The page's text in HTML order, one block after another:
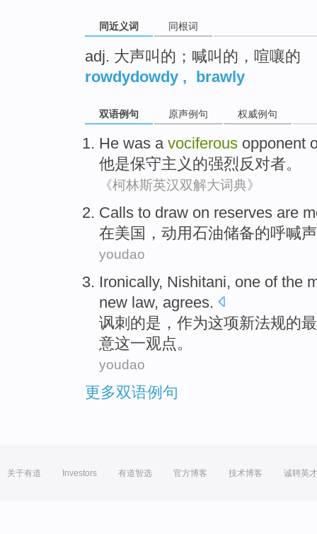
同近义词 同根词
adj. 大声叫的；喊叫的，喧嚷的
rowdydowdy , brawly
双语例句 原声例句 权威例句
He was a vociferous opponent
他是保守主义 的强烈反对者。
《柯林斯英汉双解大词典》
Calls to draw on reserves are
在美国， 动用石油储备的呼喊声
youdao
Ironically, Nishitani, one of the
new law, agrees.
讽刺 的是，作为这项新法规的最
意这一观点。
youdao
更多双语例句
关于有道 Investors 有道智选 官方博客 技术博客 诚聘英才